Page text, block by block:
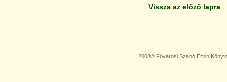
Vissza az előző lapra
2008© Fővárosi Szabó Ervin